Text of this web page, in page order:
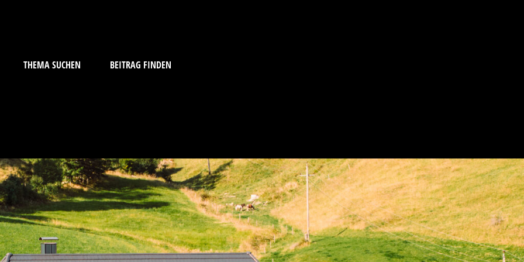
THEMA SUCHEN BEITRAG FINDEN